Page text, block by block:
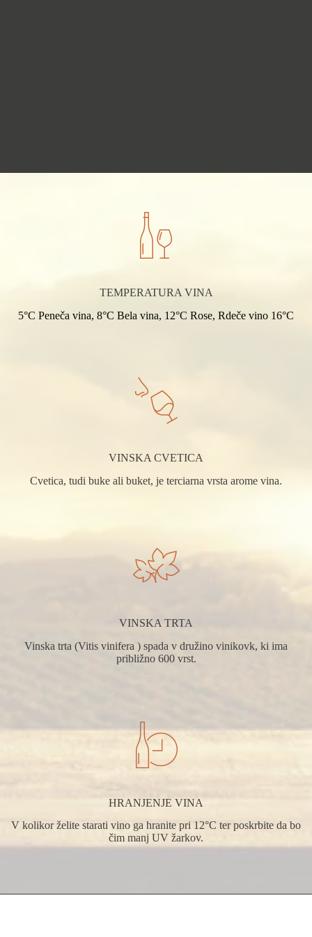
TEMPERATURA VINA
5°C Peneča vina, 8°C Bela vina, 12°C Rose, Rdeče vino 16°C
VINSKA CVETICA
Cvetica, tudi buke ali buket, je terciarna vrsta arome vina.
VINSKA TRTA
Vinska trta (Vitis vinifera ) spada v družino vinikovk, ki ima
približno 600 vrst.
HRANJENJE VINA
V kolikor želite starati vino ga hranite pri 12°C ter poskrbite da bo
čim manj UV žarkov.